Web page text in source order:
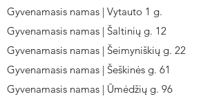
Gyvenamasis namas | Vytauto 1 g.
Gyvenamasis namas | Šaltinių g. 12
Gyvenamasis namas | Šeimyniškių g. 22
Gyvenamasis namas | Šeškinės g. 61
Gyvenamasis namas | Ūmėdžių g. 96